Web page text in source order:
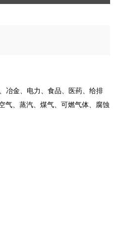
冶金、电力、食品、医药、给排
气、蒸汽、煤气、可燃气体、腐蚀